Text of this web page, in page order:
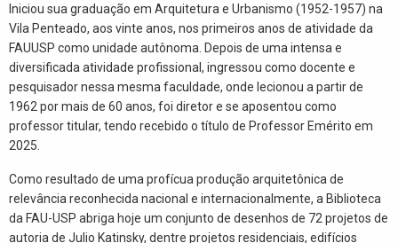
Iniciou sua graduação em Arquitetura e Urbanismo (1952-1957) na
Vila Penteado, aos vinte anos, nos primeiros anos de atividade da
FAUUSP como unidade autônoma. Depois de uma intensa e
diversificada atividade profissional, ingressou como docente e
pesquisador nessa mesma faculdade, onde lecionou a partir de
1962 por mais de 60 anos, foi diretor e se aposentou como
professor titular, tendo recebido o título de Professor Emérito em
2025.
Como resultado de uma profícua produção arquitetônica de
relevância reconhecida nacional e internacionalmente, a Biblioteca
da FAU-USP abriga hoje um conjunto de desenhos de 72 projetos de
autoria de Julio Katinsky, dentre projetos residenciais, edifícios